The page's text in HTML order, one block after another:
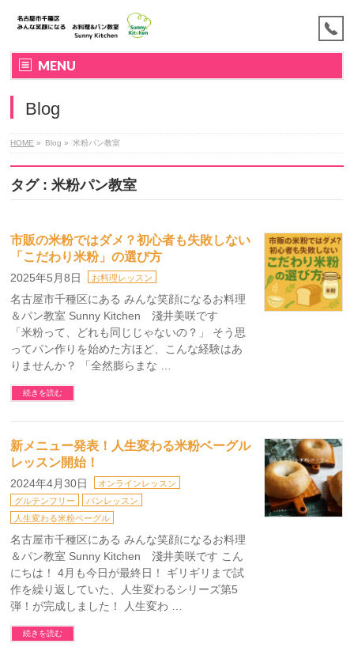
MENU
Blog
HOME » Blog » 米粉パン教室
タグ : 米粉パン教室
市販の米粉ではダメ？初心者も失敗しない
「こだわり米粉」の選び方
2025年5月8日 お料理レッスン
名古屋市千種区にある みんな笑顔になるお料理
＆パン教室 Sunny Kitchen 淺井美咲です
「米粉って、どれも同じじゃないの？」 そう思
ってパン作りを始めた方ほど、こんな経験はあ
りませんか？ 「全然膨らまな …
続きを読む
新メニュー発表！人生変わる米粉ベーグル
レッスン開始！
2024年4月30日
オンラインレッスン
グルテンフリー
パンレッスン
人生変わる米粉ベーグル
名古屋市千種区にある みんな笑顔になるお料理
＆パン教室 Sunny Kitchen 淺井美咲です こん
にちは！ 4月も今日が最終日！ ギリギリまで試
作を繰り返していた、人生変わるシリーズ第5
弾！が完成しました！ 人生変わ …
続きを読む